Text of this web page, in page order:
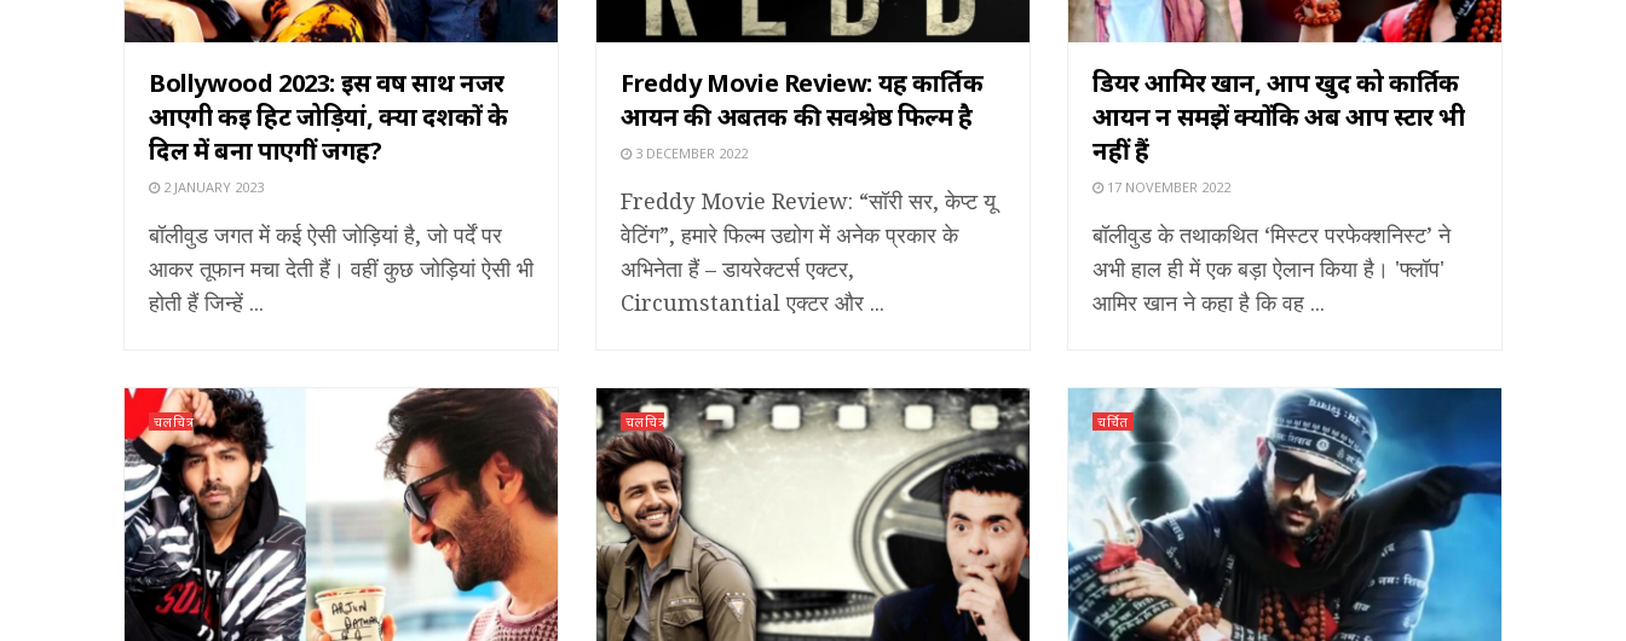
Bollywood 2023: इस वर्ष साथ नजर
आएगी कई हिट जोड़ियां, क्या दर्शकों के
दिल में बना पाएगीं जगह?
2 JANUARY 2023
बॉलीवुड जगत में कई ऐसी जोड़ियां है, जो पर्दें पर
आकर तूफान मचा देती हैं। वहीं कुछ जोड़ियां ऐसी भी
होती हैं जिन्हें ...
Freddy Movie Review: यह कार्तिक
आर्यन की अबतक की सर्वश्रेष्ठ फिल्म है
3 DECEMBER 2022
Freddy Movie Review: “सॉरी सर, केप्ट यू
वेटिंग”, हमारे फिल्म उद्योग में अनेक प्रकार के
अभिनेता हैं – डायरेक्टर्स एक्टर,
Circumstantial एक्टर और ...
डियर आमिर खान, आप खुद को कार्तिक
आर्यन न समझें क्योंकि अब आप स्टार भी
नहीं हैं
17 NOVEMBER 2022
बॉलीवुड के तथाकथित ‘मिस्टर परफेक्शनिस्ट’ ने
अभी हाल ही में एक बड़ा ऐलान किया है। 'फ्लॉप'
आमिर खान ने कहा है कि वह ...
चलचित्र चलचित्र चर्चित